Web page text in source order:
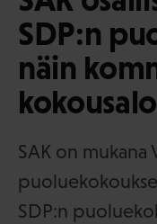
SDP:n
näin
SAK on mukana
SDP:n